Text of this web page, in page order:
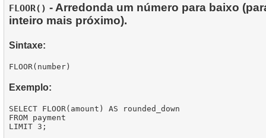
FLOOR() - Arredonda um número para baixo
inteiro mais próximo).
Sintaxe:
Exemplo:
SELECT FLOOR(amount) AS rounded_down
FROM payment